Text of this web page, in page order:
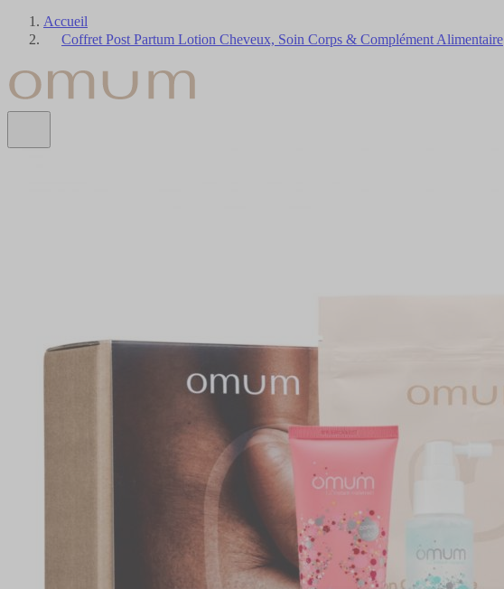
Accueil
Coffret Post Partum Lotion Cheveux, Soin Corps & Complément Alimentaire